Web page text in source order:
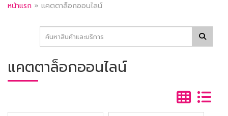
หน้าแรก » แคตตาล็อกออนไลน์
แคตตาล็อกออนไลน์